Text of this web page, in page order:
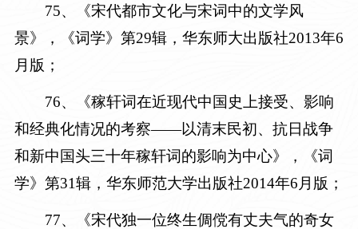
75、《宋代都市文化与宋词中的文学风
景》，《词学》第29辑，华东师大出版社2013年6
月 版 ；
76、《稼轩词在近现代中国史上接受、影响
和经典化情况的考察——以清末民初、抗日战争
和新中国头三十年稼轩词的影响为中心》，《词
学》第31辑，华东师范大学出版社2014年6月版 ；
77、《宋代独一位终生倜傥有丈夫气的奇女